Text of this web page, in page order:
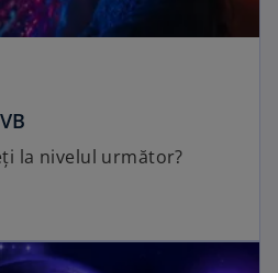
la nivelul următor?